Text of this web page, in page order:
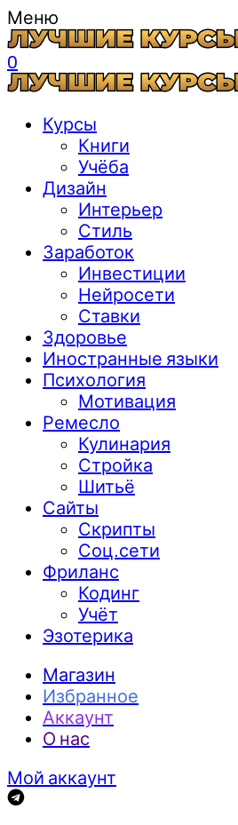
Меню
0
Курсы
Книги
Учёба
Дизайн
Интерьер
Стиль
Заработок
Инвестиции
Нейросети
Ставки
Здоровье
Иностранные языки
Психология
Мотивация
Ремесло
Кулинария
Стройка
Шитьё
Сайты
Скрипты
Соц.сети
Фриланс
Кодинг
Учёт
Эзотерика
Магазин
Избранное
Аккаунт
О нас
Мой аккаунт